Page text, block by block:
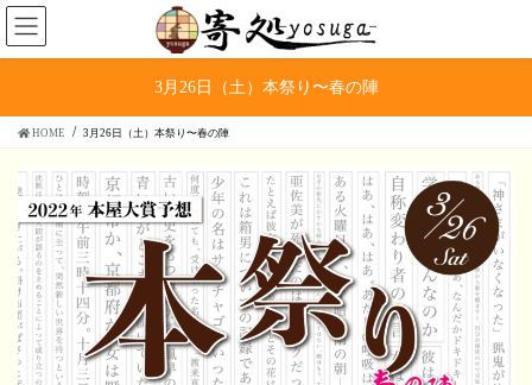
コ
へ
ナ
ョ
3月26日（土）本祭り〜春の陣
HOME 3月26日（土）本祭り〜春の陣